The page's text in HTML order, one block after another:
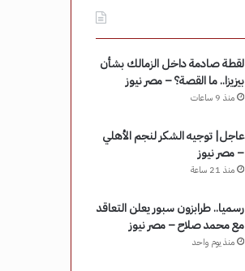
لقطة صادمة داخل الزمالك بشأن
بيزيزا.. ما القصة؟ – مصر نيوز
منذ 9 ساعات
عاجل| توجيه الشكر لنجم الأهلي
– مصر نيوز
منذ 21 ساعة
رسميا.. طرابزون سبور يعلن التعاقد
مع محمد صلاح – مصر نيوز
منذ يوم واحد